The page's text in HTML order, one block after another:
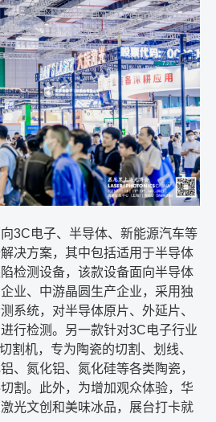
3C电子、半导体、新能源汽车等
决方案，其中包括适用于半导体
检测设备，该款设备面向半导体
业、中游晶圆生产企业，采用独
系统，对半导体原片、外延片、
行检测。另一款针对3C电子行业
割机，专为陶瓷的切割、划线、
、氮化铝、氮化硅等各类陶瓷，
割。此外，为增加观众体验，华
光文创和美味冰品，展台打卡就